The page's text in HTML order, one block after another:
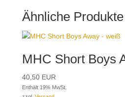
Ähnliche Produkte
MHC Short Boys
40,50EUR
Enthält 19% MwSt.